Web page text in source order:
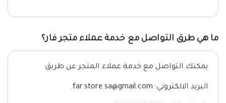
ما هي طرق التواصل مع خدمة عملاء متجر فار؟
يمكنك التواصل مع خدمة عملاء المتجر عن طريق:
البريد الالكتروني: far.store.sa@gmail.com.